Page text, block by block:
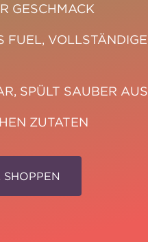
GESCHMACK
FUEL, VOLLSTÄNDIGE
SPÜLT SAUBER AUS
ZUTATEN